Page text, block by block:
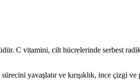
C vitamini, cilt hücrelerinde serbest
yavaşlatır ve kırışıklık, ince çizgi